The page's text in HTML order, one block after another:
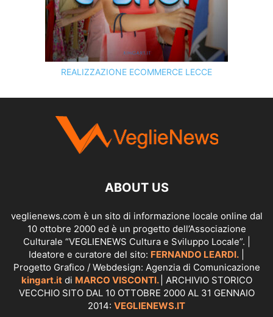
REALIZZAZIONE ECOMMERCE LECCE
SCOPRI I SERVIZI DIKINGART.IT
ABOUT US
veglienews.com è un sito di informazione locale online dal
10 ottobre 2000 ed è un progetto dell’Associazione
Culturale “VEGLIENEWS Cultura e Sviluppo Locale”. |
Ideatore e curatore del sito: FERNANDO LEARDI.
Progetto Grafico / Webdesign: Agenzia di Comunicazione
kingart.itdi MARCO VISCONTI. | ARCHIVIO STORICO
VECCHIO SITO DAL 10 OTTOBRE 2000 AL 31 GENNAIO
2014: VEGLIENEWS.IT